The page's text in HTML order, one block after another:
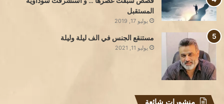
المستقبل
يوليو 17, 2019
مستنقع الجنس في الف ليلة وليلة
يوليو 11, 2021
منشورات شائعة